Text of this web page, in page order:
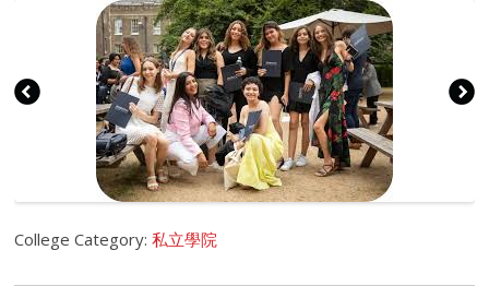
College Category:私立學院